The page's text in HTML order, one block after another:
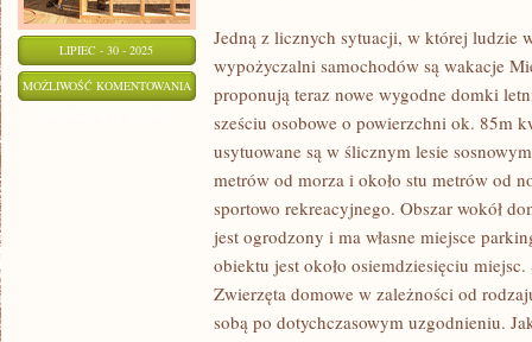
LIPIEC - 30 - 2025
MOŻLIWOŚĆ KOMENTOWANIA
LICZNYCH
SYTUACJI,
KTÓREJ
LUDZIE
KORZYSTAJĄ
Jedną z licznych sytuacji, w której ludzie
wypożyczalni samochodów są wakacje
proponują teraz nowe wygodne domki
sześciu osobowe o powierzchni ok. 85m
usytuowane są w ślicznym lesie
metrów od morza i około stu metrów od
sportowo rekreacyjnego. Obszar wokół
jest ogrodzony i ma własne miejsce
obiektu jest około osiemdziesięciu
Zwierzęta domowe w zależności od
sobą po dotychczasowym uzgodnieniu.